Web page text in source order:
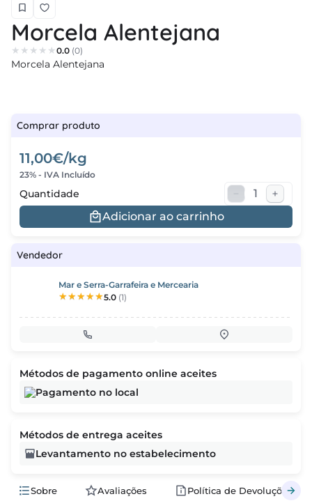
Morcela Alentejana
0.0 (0)
Morcela Alentejana
Comprar produto
11,00€/kg
23% - IVA Incluído
Quantidade
Adicionar ao carrinho
Vendedor
Mar e Serra-Garrafeira e Mercearia
5.0 (1)
Métodos de pagamento online aceites
Pagamento no local
Métodos de entrega aceites
Levantamento no estabelecimento
Sobre Avaliações Política de Devoluções